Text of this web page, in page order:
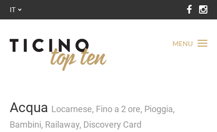
MENU
IT
Acqua Locarnese, Fino a 2 ore, Pioggia,
Bambini, Railaway, Discovery Card